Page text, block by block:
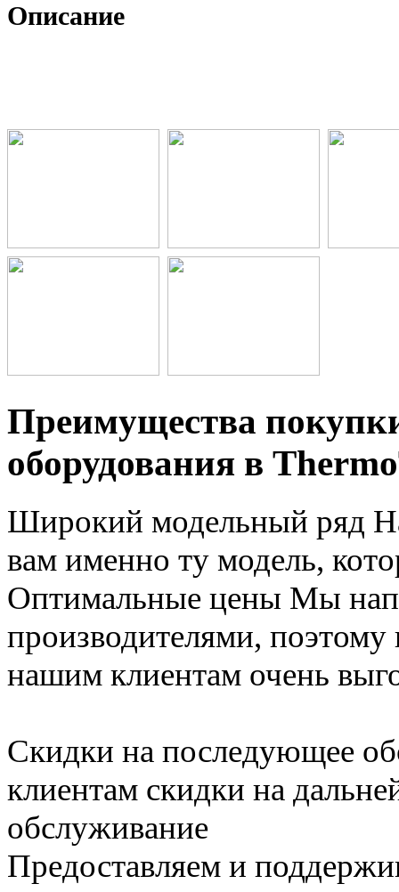
Описание
Преимущества
оборудования в
Широкий модельный ряд
вам именно ту модель,
Оптимальные цены Мы
производителями,
нашим клиентам очень
Скидки на последующее
клиентам скидки на
обслуживание
Предоставляем и